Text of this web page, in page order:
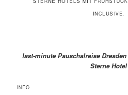
INCLUSIVE.
last-minute Pauschalreise
Sterne Hotel
INFO